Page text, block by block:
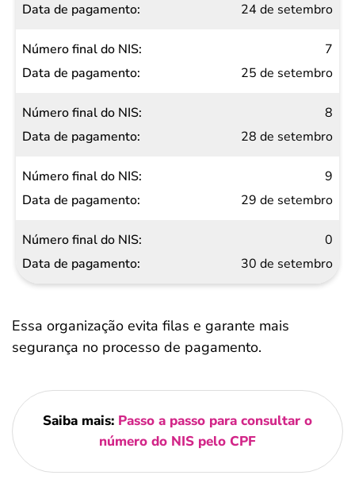
24 de setembro
7
25 de setembro
8
28 de setembro
9
29 de setembro
0
30 de setembro
Essa organização evita filas e garante mais
segurança no processo de pagamento.
Saiba mais: Passo a passo para consultar o
número do NIS pelo CPF